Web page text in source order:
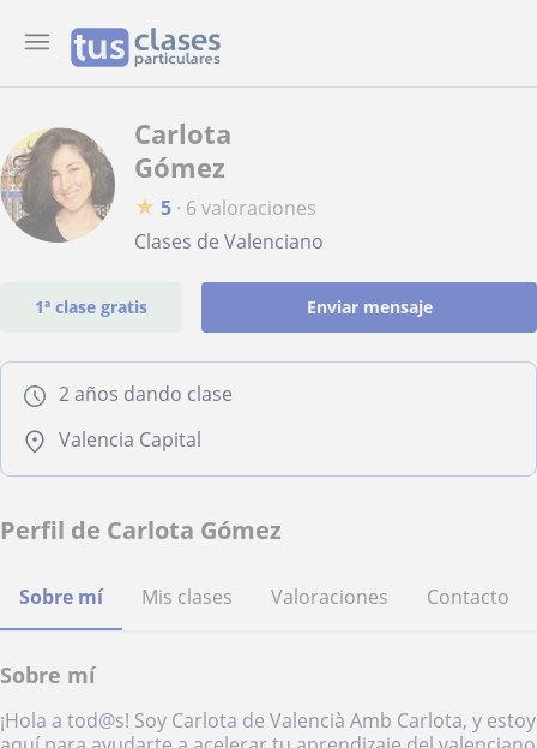
Carlota
Gómez
★ 5 · 6 valoraciones
Clases de Valenciano
1ª clase gratis Enviar mensaje
2 años dando clase
Valencia Capital
Perfil de Carlota Gómez
Sobre mí Mis clases Valoraciones Contacto
Sobre mí
¡Hola a tod@s! Soy Carlota de Valencià Amb Carlota, y estoy